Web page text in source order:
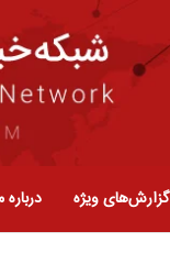
گزارش‌های ویژه درباره